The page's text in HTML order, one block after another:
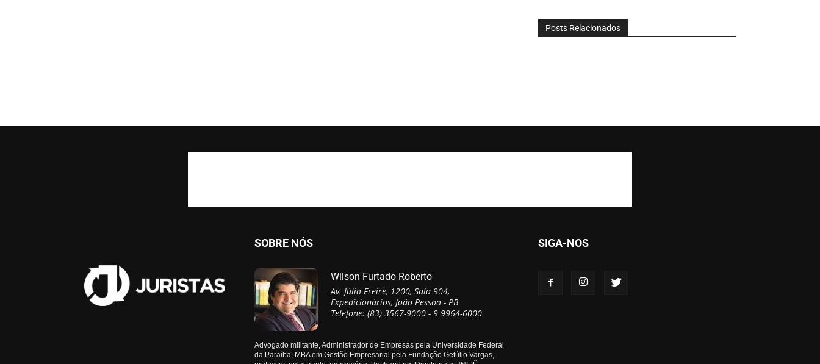
Posts Relacionados
SOBRE NÓS
Wilson Furtado Roberto
Av. Júlia Freire, 1200, Sala 904,
Expedicionários, João Pessoa - PB
Telefone: (83) 3567-9000 - 9 9964-6000
Advogado militante, Administrador de Empresas pela Universidade Federal
da Paraíba, MBA em Gestão Empresarial pela Fundação Getúlio Vargas,
SIGA-NOS